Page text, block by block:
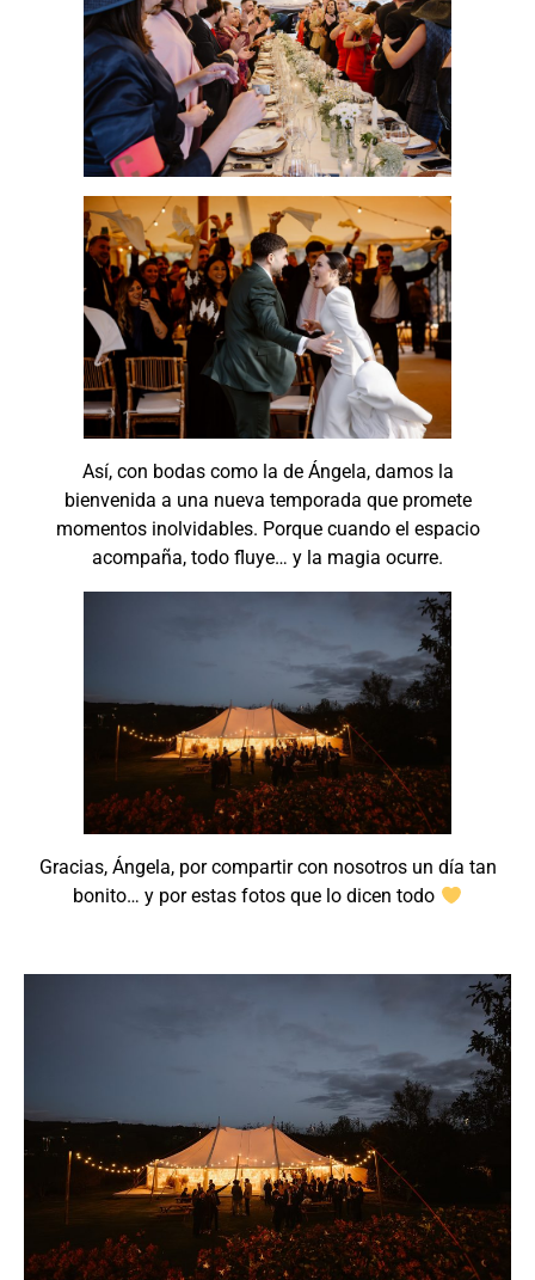
Así, con bodas como la de Ángela, damos la
bienvenida a una nueva temporada que promete
momentos inolvidables. Porque cuando el espacio
acompaña, todo fluye… y la magia ocurre.
Gracias, Ángela, por compartir con nosotros un día tan
bonito… y por estas fotos que lo dicen todo